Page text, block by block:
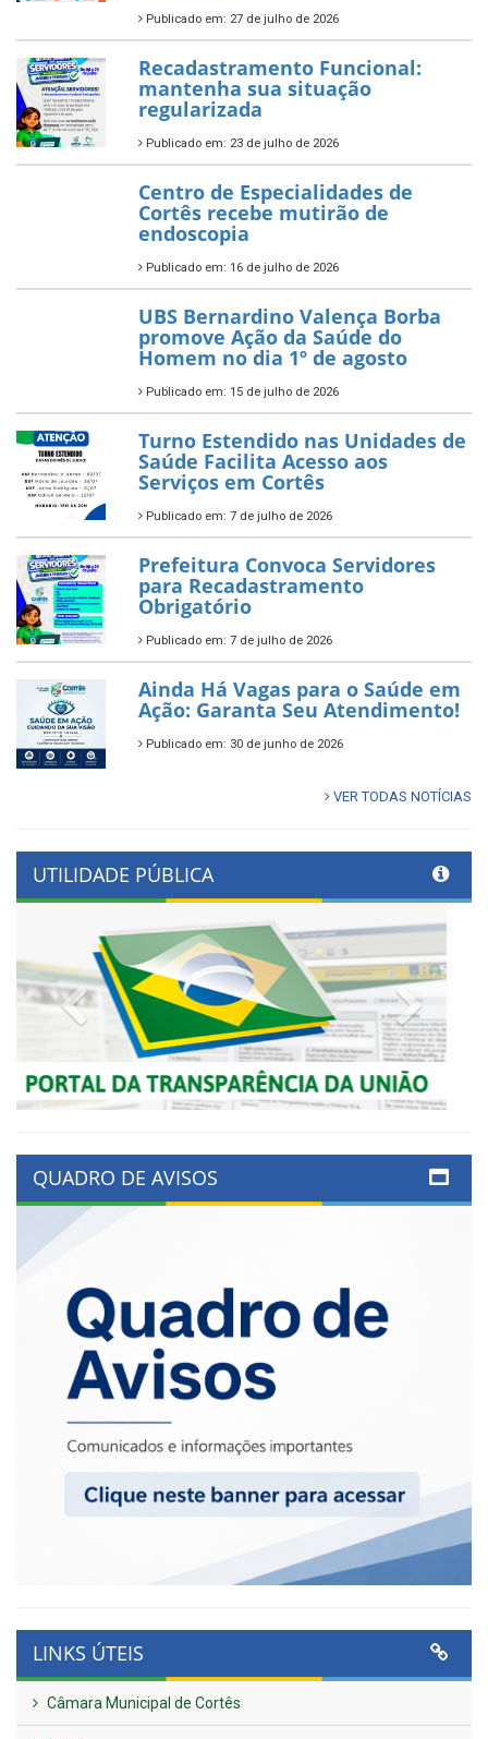
Publicado em: 27 de julho de 2026
Recadastramento Funcional:
mantenha sua situação
regularizada
Publicado em: 23 de julho de 2026
Centro de Especialidades de
Cortês recebe mutirão de
endoscopia
Publicado em: 16 de julho de 2026
UBS Bernardino Valença Borba
promove Ação da Saúde do
Homem no dia 1º de agosto
Publicado em: 15 de julho de 2026
Turno Estendido nas Unidades de
Saúde Facilita Acesso aos
Serviços em Cortês
Publicado em: 7 de julho de 2026
Prefeitura Convoca Servidores
para Recadastramento
Obrigatório
Publicado em: 7 de julho de 2026
Ainda Há Vagas para o Saúde em
Ação: Garanta Seu Atendimento!
Publicado em: 30 de junho de 2026
VER TODAS NOTÍCIAS
UTILIDADE PÚBLICA
Previous
QUADRO DE AVISOS
LINKS ÚTEIS
Câmara Municipal de Cortês